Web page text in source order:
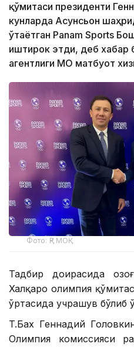
қўмитаси президенти
кунларда Асунсьон
ўтаётган Panam Sports
иштирок этди, деб хабар
агентлиги МОҚ матбуот
Фото: ҚР МОҚ
Тадбир доирасида
Халқаро олимпия
ўртасида учрашув бўлиб
T.Бax Геннадий
Олимпия комиссияси